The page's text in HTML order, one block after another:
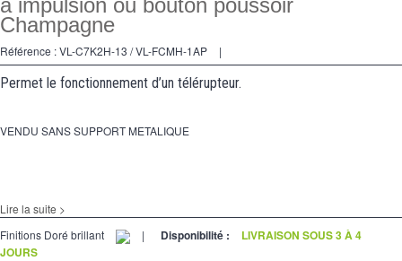
Champagne
Référence :VL-C7K2H-13 / VL-FCMH-1AP |
Permet le fonctionnement d’un télérupteur.
VENDU SANS SUPPORT METALIQUE
Lire la suite >
Finitions Doré brillant
| Disponibilité :
LIVRAISON SOUS 3 À 4
JOURS